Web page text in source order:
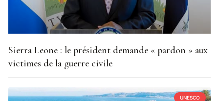
Sierra Leone : le président demande « pardon » aux
victimes de la guerre civile
UNESCO